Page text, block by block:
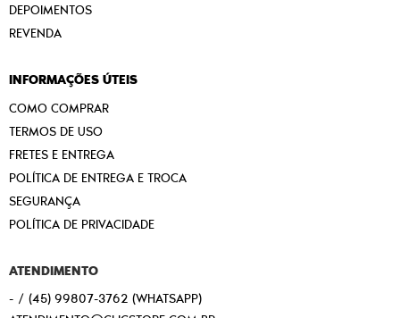
DEPOIMENTOS
REVENDA
INFORMAÇÕES ÚTEIS
COMO COMPRAR
TERMOS DE USO
FRETES E ENTREGA
POLÍTICA DE ENTREGA E TROCA
SEGURANÇA
POLÍTICA DE PRIVACIDADE
ATENDIMENTO
- (45) 99807-3762 (WHATSAPP)